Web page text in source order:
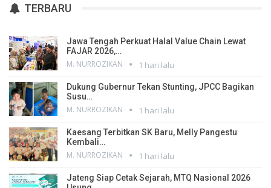
TERBARU
Jawa Tengah Perkuat Halal Value Chain Lewat
FAJAR 2026,…
M. NURROZIKAN 1 hari lalu
Dukung Gubernur Tekan Stunting, JPCC Bagikan
Susu…
M. NURROZIKAN 1 hari lalu
Kaesang Terbitkan SK Baru, Melly Pangestu
Kembali…
M. NURROZIKAN 1 hari lalu
Jateng Siap Cetak Sejarah, MTQ Nasional 2026